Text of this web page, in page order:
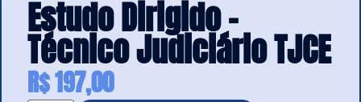
Estudo Dirigido –
Técnico Judiciário TJCE
R$197,00